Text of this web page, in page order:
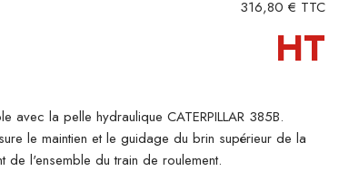
316,80 € TTC
HT
avec la pelle hydraulique CATERPILLAR 385B.
le maintien et le guidage du brin supérieur de la
de l'ensemble du train de roulement.